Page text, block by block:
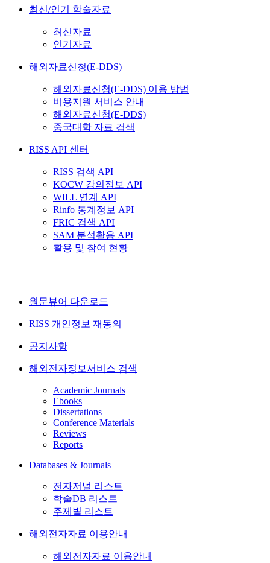
최신/인기 학술자료
최신자료
인기자료
해외자료신청(E-DDS)
해외자료신청(E-DDS) 이용 방법
비용지원 서비스 안내
해외자료신청(E-DDS)
중국대학 자료 검색
RISS API 센터
RISS 검색 API
KOCW 강의정보 API
WILL 연계 API
Rinfo 통계정보 API
FRIC 검색 API
SAM 분석활용 API
활용 및 참여 현황
원문뷰어 다운로드
RISS 개인정보 재동의
공지사항
해외전자정보서비스 검색
Academic Journals
Ebooks
Dissertations
Conference Materials
Reviews
Reports
Databases & Journals
전자저널 리스트
학술DB 리스트
주제별 리스트
해외전자자료 이용안내
해외전자자료 이용안내